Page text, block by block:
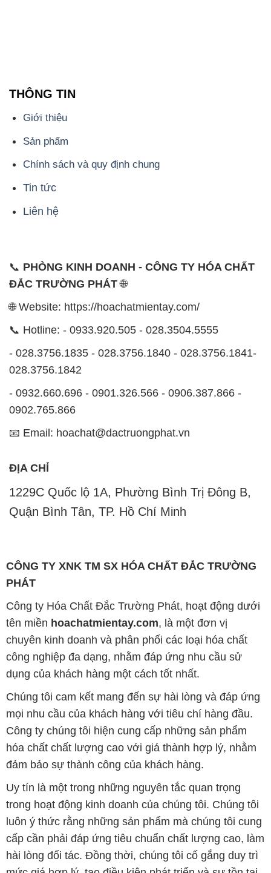
THÔNG TIN
Giới thiệu
Sản phẩm
Chính sách và quy định chung
Tin tức
Liên hệ
📞 PHÒNG KINH DOANH - CÔNG TY HÓA CHẤT
ĐẮC TRƯỜNG PHÁT🌐
🌐 Website: https://hoachatmientay.com/
📞 Hotline: - 0933.920.505 - 028.3504.5555
- 028.3756.1835 - 028.3756.1840 - 028.3756.1841-
028.3756.1842
- 0932.660.696 - 0901.326.566 - 0906.387.866 -
0902.765.866
📧 Email: hoachat@dactruongphat.vn
ĐỊA CHỈ
1229C Quốc lộ 1A, Phường Bình Trị Đông B,
Quận Bình Tân, TP. Hồ Chí Minh
CÔNG TY XNK TM SX HÓA CHẤT ĐẮC TRƯỜNG
PHÁT
Công ty Hóa Chất Đắc Trường Phát, hoạt động dưới
tên miền hoachatmientay.com, là một đơn vị
chuyên kinh doanh và phân phối các loại hóa chất
công nghiệp đa dạng, nhằm đáp ứng nhu cầu sử
dụng của khách hàng một cách tốt nhất.
Chúng tôi cam kết mang đến sự hài lòng và đáp ứng
mọi nhu cầu của khách hàng với tiêu chí hàng đầu.
Công ty chúng tôi hiện cung cấp những sản phẩm
hóa chất chất lượng cao với giá thành hợp lý, nhằm
đảm bảo sự thành công của khách hàng.
Uy tín là một trong những nguyên tắc quan trọng
trong hoạt động kinh doanh của chúng tôi. Chúng tôi
luôn ý thức rằng những sản phẩm mà chúng tôi cung
cấp cần phải đáp ứng tiêu chuẩn chất lượng cao, làm
hài lòng đối tác. Đồng thời, chúng tôi cố gắng duy trì